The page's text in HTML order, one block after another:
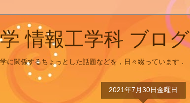
情報工学科 ブログ
に関係するちょっとした話題などを，日々綴っています．
2021年7月30日金曜日